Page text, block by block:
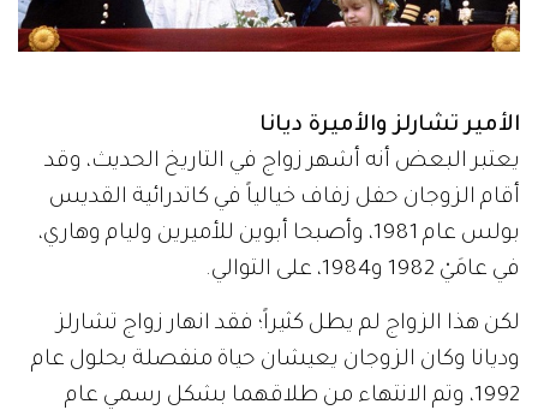
الأمير تشارلز والأميرة ديانا
يعتبر البعض أنه أشهر زواج في التاريخ الحديث، وقد
أقام الزوجان حفل زفاف خيالياً في كاتدرائية القديس
بولس عام 1981، وأصبحا أبوين للأميرين وليام وهاري،
في عامَيْ 1982 و1984، على التوالي.
لكن هذا الزواج لم يطل كثيراً؛ فقد انهار زواج تشارلز
وديانا وكان الزوجان يعيشان حياة منفصلة بحلول عام
1992، وتم الانتهاء من طلاقهما بشكل رسمي عام